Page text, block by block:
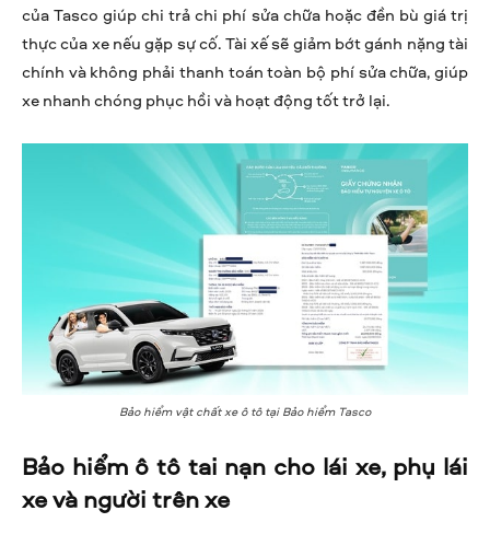
của Tasco giúp chi trả chi phí sửa chữa hoặc đền bù giá trị
thực của xe nếu gặp sự cố. Tài xế sẽ giảm bớt gánh nặng tài
chính và không phải thanh toán toàn bộ phí sửa chữa, giúp
xe nhanh chóng phục hồi và hoạt động tốt trở lại.
Bảo hiểm vật chất xe ô tô tại Bảo hiểm Tasco
Bảo hiểm ô tô tai nạn cho lái xe, phụ lái
xe và người trên xe